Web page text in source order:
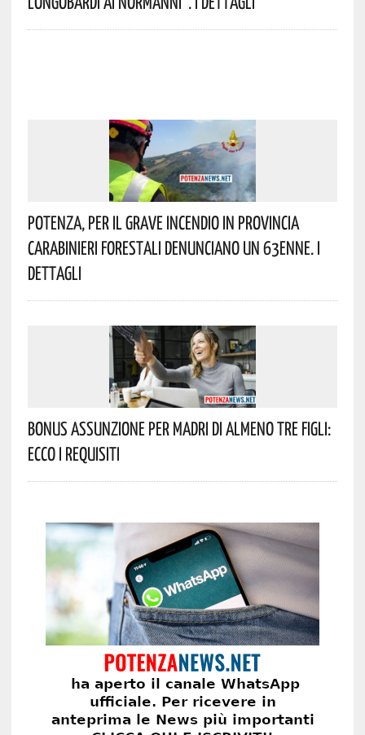
Potenza, Per Il Grave Incendio In Provincia
Carabinieri Forestali Denunciano Un 63enne. I
Dettagli
Bonus Assunzione Per Madri Di Almeno Tre Figli:
Ecco I Requisiti